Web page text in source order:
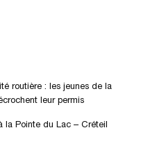
routière : les jeunes de la
leur permis
la Pointe du Lac – Créteil